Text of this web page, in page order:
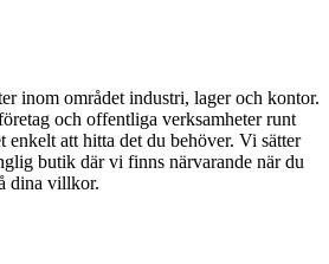
inom området industri, lager och kontor.
och offentliga verksamheter runt
enkelt att hitta det du behöver. Vi sätter
butik där vi finns närvarande när du
dina villkor.